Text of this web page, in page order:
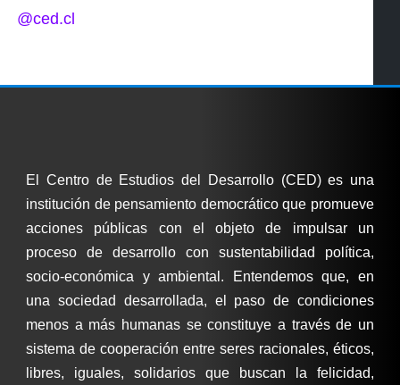
@ced.cl
El Centro de Estudios del Desarrollo (CED) es una
institución de pensamiento democrático que promueve
acciones públicas con el objeto de impulsar un
proceso de desarrollo con sustentabilidad política,
socio-económica y ambiental. Entendemos que, en
una sociedad desarrollada, el paso de condiciones
menos a más humanas se constituye a través de un
sistema de cooperación entre seres racionales, éticos,
libres, iguales, solidarios que buscan la felicidad,